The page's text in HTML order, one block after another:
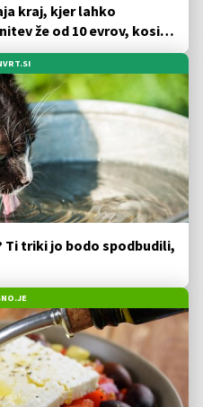
kraj, kjer lahko
že od 10 evrov, kosilo
Ti triki jo bodo spodbudili,